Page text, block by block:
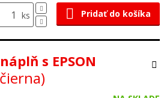
ks Pridať do košíka
s EPSON